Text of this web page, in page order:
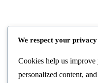
We respect your privacy
Cookies help us
personalized content,